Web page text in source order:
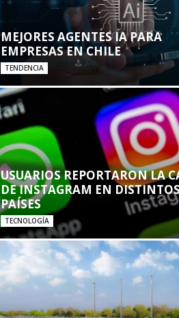
MEJORES AGENTES IA PARA
EMPRESAS EN CHILE
TENDENCIA
USUARIOS REPORTARON LA
DE INSTAGRAM EN
PAÍSES
TECNOLOGÍA